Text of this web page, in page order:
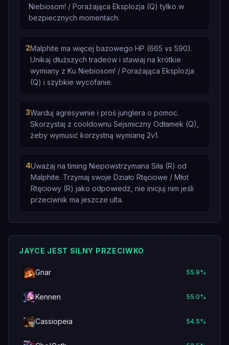
Niebiosom! / Porażająca Eksplozja (Q) tylko w
bezpiecznych momentach.
2Malphite ma więcej bazowego HP (665 vs 590).
Unikaj dłuższych tradeów i stawiaj na krótkie
wymiany z Ku Niebiosom! / Porażająca Eksplozja
(Q) i szybkie wycofanie.
3Warduj agresywnie i proś junglera o pomoc.
Skorzystaj z cooldownu Sejsmiczny Odłamek (Q),
żeby wymusić korzystną wymianę 2v1.
4Uważaj na timing Niepowstrzymana Siła (R) od
Malphite. Trzymaj swoje Działo Rtęciowe / Młot
Rtęciowy (R) jako odpowiedź, nie inicjuj nim jeśli
przeciwnik ma jeszcze ulta.
JAYCE JEST SILNY PRZECIWKO
Gnar 55.9%
Kennen 55.0%
Cassiopeia 54.5%